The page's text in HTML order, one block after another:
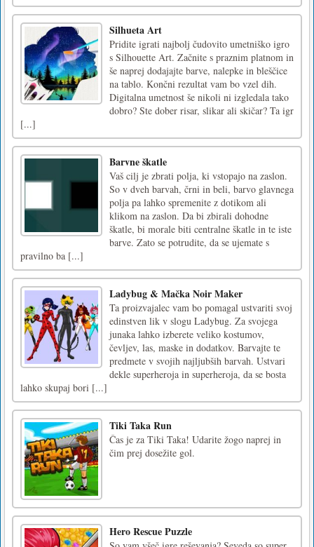
Silhueta Art
Pridite igrati najbolj čudovito umetniško igro
s Silhouette Art. Začnite s praznim platnom in
še naprej dodajajte barve, nalepke in bleščice
na tablo. Končni rezultat vam bo vzel dih.
Digitalna umetnost še nikoli ni izgledala tako
dobro? Ste dober risar, slikar ali skičar? Ta igr
[...]
Barvne škatle
Vaš cilj je zbrati polja, ki vstopajo na zaslon.
So v dveh barvah, črni in beli, barvo glavnega
polja pa lahko spremenite z dotikom ali
klikom na zaslon. Da bi zbirali dohodne
škatle, bi morale biti centralne škatle in te iste
barve. Zato se potrudite, da se ujemate s
pravilno ba [...]
Ladybug & Mačka Noir Maker
Ta proizvajalec vam bo pomagal ustvariti svoj
edinstven lik v slogu Ladybug. Za svojega
junaka lahko izberete veliko kostumov,
čevljev, las, maske in dodatkov. Barvajte te
predmete v svojih najljubših barvah. Ustvari
dekle superheroja in superheroja, da se bosta
lahko skupaj bori [...]
Tiki Taka Run
Čas je za Tiki Taka! Udarite žogo naprej in
čim prej dosežite gol.
Hero Rescue Puzzle